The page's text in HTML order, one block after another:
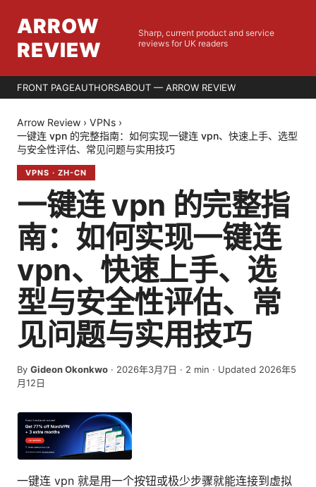
ARROW
REVIEW
Sharp, current product and service
reviews for UK readers
FRONT PAGEAUTHORSABOUT — ARROW REVIEW
Arrow Review › VPNs ›
一键连 vpn 的完整指南：如何实现一键连 vpn、快速上手、选型
与安全性评估、常见问题与实用技巧
VPNS · ZH-CN
一键连 vpn 的完整指
南：如何实现一键连
vpn、快速上手、选
型与安全性评估、常
见问题与实用技巧
By Gideon Okonkwo · 2026年3月7日 · 2 min · Updated 2026年5
月12日
一键连 vpn 就是用一个按钮或极少步骤就能连接到虚拟